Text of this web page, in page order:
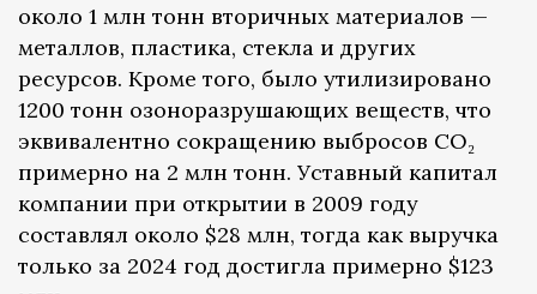
около 1 млн тонн вторичных материалов —
металлов, пластика, стекла и других
ресурсов. Кроме того, было утилизировано
1200 тонн озоноразрушающих веществ, что
эквивалентно сокращению выбросов CO₂
примерно на 2 млн тонн. Уставный капитал
компании при открытии в 2009 году
составлял около $28 млн, тогда как выручка
только за 2024 год достигла примерно $123